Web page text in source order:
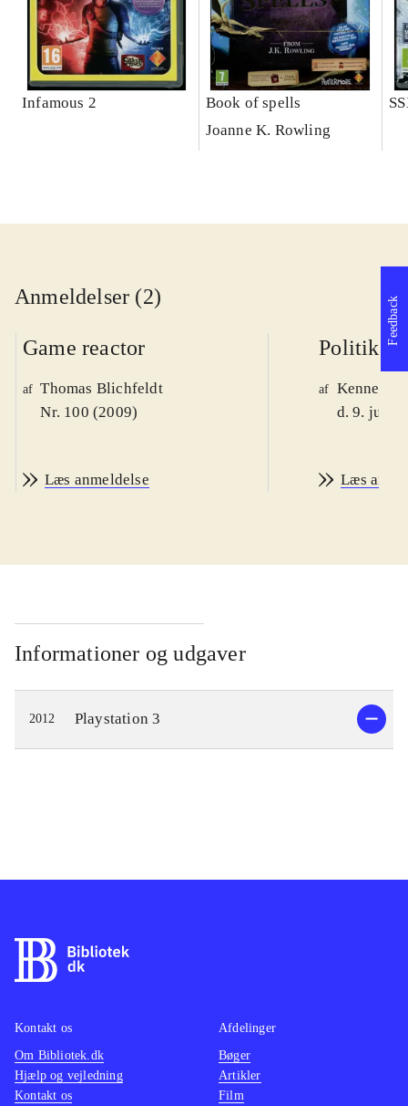
Infamous 2
Book of spells
Joanne K. Rowling
Anmeldelser (2)
Game reactor
af Thomas Blichfeldt
Nr. 100 (2009)
Læs anmeldelse
Politiken
af Kenneth
d. 9. juni
Læs
Informationer og udgaver
2012 Playstation 3
Feedback
Kontakt os
Om Bibliotek.dk
Hjælp og vejledning
Kontakt os
Afdelinger
Bøger
Artikler
Film